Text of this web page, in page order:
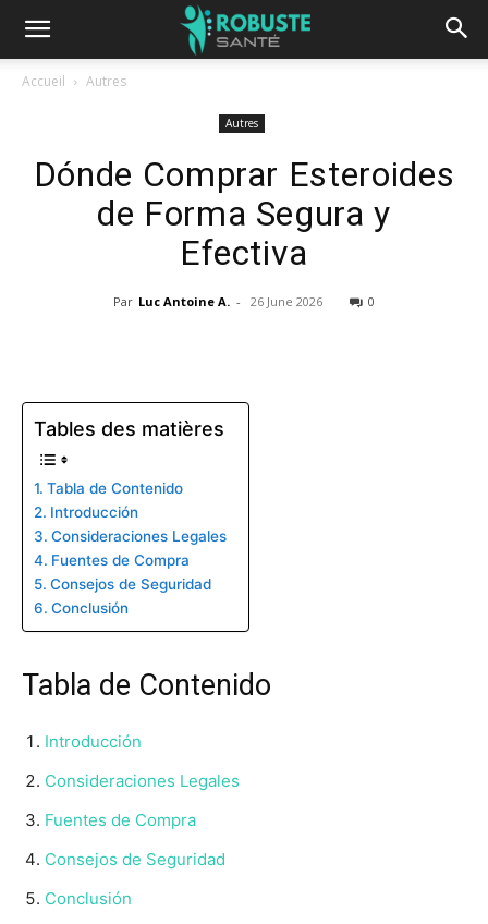
Accueil Autres
Autres
Dónde Comprar Esteroides
de Forma Segura y
Efectiva
Par Luc Antoine A. - 26 June 2026 0
Tables des matières
Tabla de Contenido
Introducción
Consideraciones Legales
Fuentes de Compra
Consejos de Seguridad
Conclusión
Tabla de Contenido
Introducción
Consideraciones Legales
Fuentes de Compra
Consejos de Seguridad
Conclusión